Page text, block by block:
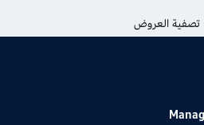
تصفية العروض